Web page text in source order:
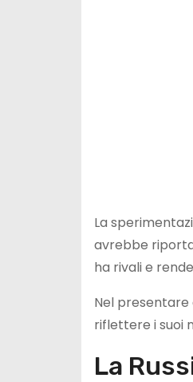
La
avrebbe
ha rivali e
Nel presentare
riflettere i suoi
La